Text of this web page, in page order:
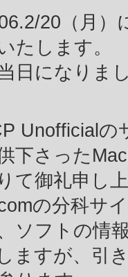
20（月
たします。
日になりま
Unofficialの
下さった
て御礼申し
の分科サ
ソフトの情
ますが、引